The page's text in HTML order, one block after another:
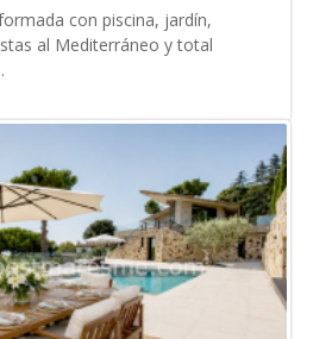
con piscina, jardín,
al Mediterráneo y total